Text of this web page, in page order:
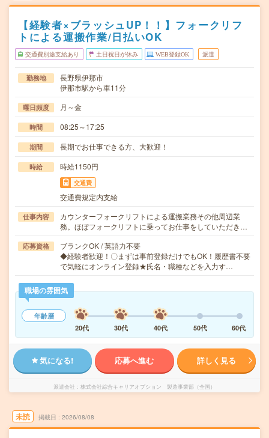
【経験者×ブラッシュUP！！】フォークリフ
トによる運搬作業/日払いOK
交通費別途支給あり 土日祝日が休み WEB登録OK 派遣
勤務地
長野県伊那市
伊那市駅から車11分
曜日頻度 月～金
時間 08:25～17:25
期間 長期でお仕事できる方、大歓迎！
時給 時給1150円
交通費
交通費規定内支給
仕事内容
カウンターフォークリフトによる運搬業務その他周辺業
務。ほぼフォークリフトに乗ってお仕事をしていただき…
応募資格
ブランクOK / 英語力不要
◆経験者歓迎！〇まずは事前登録だけでもOK！履歴書不要
で気軽にオンライン登録★氏名・職種などを入力す…
職場の雰囲気
年齢層
20代
30代 40代 50代 60代
気になる! 応募へ進む 詳しく見る
派遣会社 株式会社綜合キャリアオプション 製造事業部（全国）
未読 掲載日 2026/08/08